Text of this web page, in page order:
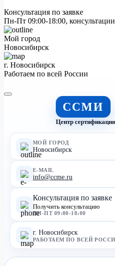
Консультация по заявке
Пн-Пт 09:00-18:00,
Мой город
Новосибирск
г. Новосибирск
Работаем по всей России
ССМИ
Центр
МОЙ ГОРОД
Новосибирск
E-MAIL
info@ccme.ru
Консультация по заявке
Получить консультацию
ПН-ПТ 09:00-18:00
г. Новосибирск
РАБОТАЕМ ПО ВСЕЙ